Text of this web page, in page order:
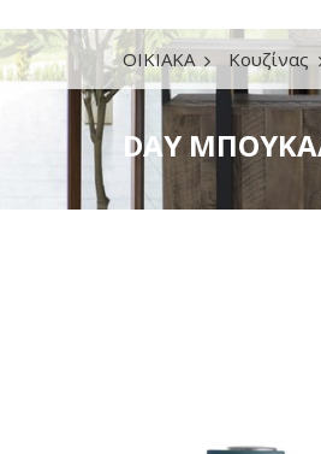
ΟΙΚΙΑΚΑ Κουζίνας
DAY